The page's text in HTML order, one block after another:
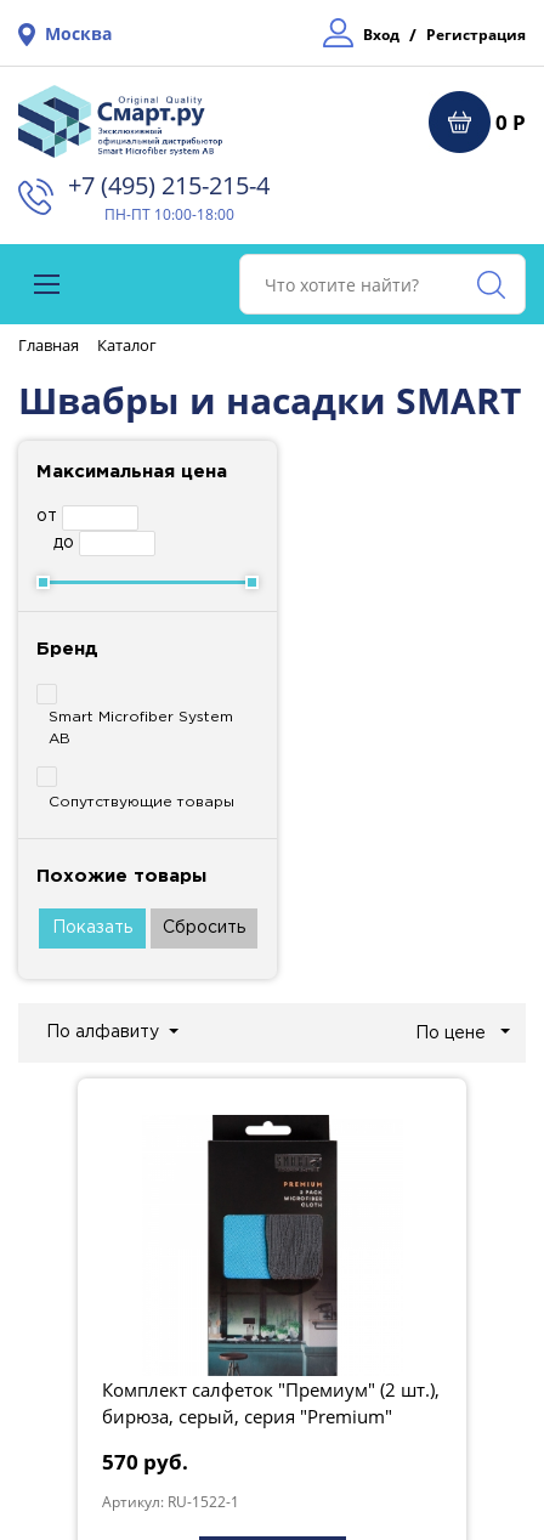
Москва Вход / Регистрация
0 Р
+7 (495) 215-215-4⁠
ПН-ПТ 10:00-18:00
Главная Каталог
Швабры и насадки SMART
Максимальная цена
от
до
Бренд
Smart Microfiber System
AB
Сопутствующие товары
Похожие товары
По алфавиту По цене
Комплект салфеток "Премиум" (2 шт.),
бирюза, серый, серия "Premium"
570 руб.
Артикул: RU-1522-1